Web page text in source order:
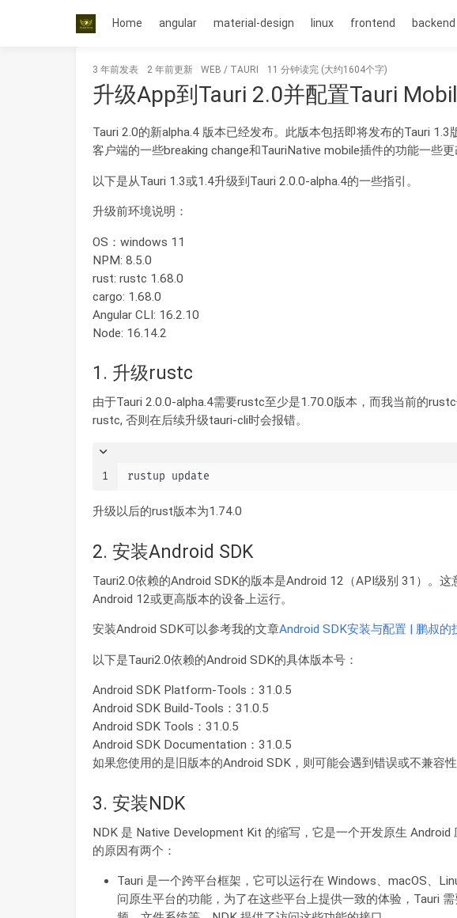
Home angular material-design linux frontend backend
3 年前发表 2 年前更新 WEB / TAURI 11 分钟读完 (大约1604个字)
升级App到Tauri 2.0并配置Tauri
Tauri 2.0的新alpha.4 版本已经发布。此版本包括即将发布的Tauri
客户端的一些breaking change和TauriNative mobile插件的功能一些更
以下是从Tauri 1.3或1.4升级到Tauri 2.0.0-alpha.4的一些指引。
升级前环境说明：
OS：windows 11
NPM: 8.5.0
rust: rustc 1.68.0
cargo: 1.68.0
Angular CLI: 16.2.10
Node: 16.14.2
1. 升级rustc
由于Tauri 2.0.0-alpha.4需要rustc至少是1.70.0版本，而我当前的
rustc, 否则在后续升级tauri-cli时会报错。
1 rustup update
升级以后的rust版本为1.74.0
2. 安装Android SDK
Tauri2.0依赖的Android SDK的版本是Android 12（API级别 31）。
Android 12或更高版本的设备上运行。
安装Android SDK可以参考我的文章Android SDK安装与配置 | 鹏叔的
以下是Tauri2.0依赖的Android SDK的具体版本号：
Android SDK Platform-Tools：31.0.5
Android SDK Build-Tools：31.0.5
Android SDK Tools：31.0.5
Android SDK Documentation：31.0.5
如果您使用的是旧版本的Android SDK，则可能会遇到错误或不兼容性
3. 安装NDK
NDK 是 Native Development Kit 的缩写，它是一个开发原生
的原因有两个：
Tauri 是一个跨平台框架，它可以运行在 Windows、macOS、
问原生平台的功能，为了在这些平台上提供一致的体验，Tauri